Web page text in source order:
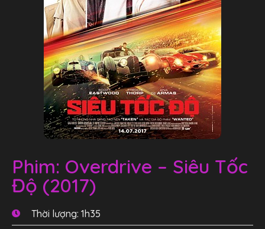
Phim: Overdrive – Siêu Tốc
Độ (2017)
Thời lượng: 1h35